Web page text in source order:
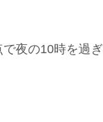
夜の10時を過ぎ